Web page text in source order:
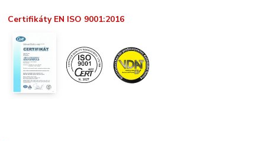
Certifikáty EN ISO 9001:2016